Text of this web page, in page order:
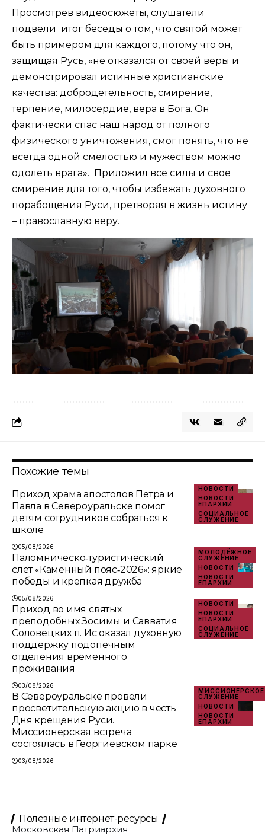
Просмотрев видеосюжеты, слушатели
подвели итог беседы о том, что святой может
быть примером для каждого, потому что он,
защищая Русь, «не отказался от своей веры и
демонстрировал истинные христианские
качества: добродетельность, смирение,
терпение, милосердие, вера в Бога. Он
фактически спас наш народ от полного
физического уничтожения, смог понять, что не
всегда одной смелостью и мужеством можно
одолеть врага». Приложил все силы и свое
смирение для того, чтобы избежать духовного
порабощения Руси, претворяя в жизнь истину
– православную веру.
Похожие темы
НОВОСТИ
НОВОСТИ
ЕПАРХИИ
СОЦИАЛЬНОЕ
СЛУЖЕНИЕ
Приход храма апостолов Петра и
Павла в Североуральске помог
детям сотрудников собраться к
школе
05/08/2026
МОЛОДЁЖНОЕ
СЛУЖЕНИЕ
НОВОСТИ
НОВОСТИ
ЕПАРХИИ
Паломническо‑туристический
слёт «Каменный пояс‑2026»: яркие
победы и крепкая дружба
05/08/2026
НОВОСТИ
НОВОСТИ
ЕПАРХИИ
СОЦИАЛЬНОЕ
СЛУЖЕНИЕ
Приход во имя святых
преподобных Зосимы и Савватия
Соловецких п. Ис оказал духовную
поддержку подопечным
отделения временного
проживания
03/08/2026
МИССИОНЕРСКОЕ
СЛУЖЕНИЕ
НОВОСТИ
НОВОСТИ
ЕПАРХИИ
В Североуральске провели
просветительскую акцию в честь
Дня крещения Руси.
Миссионерская встреча
состоялась в Георгиевском парке
03/08/2026
Полезные интернет-ресурсы
Московская Патриархия